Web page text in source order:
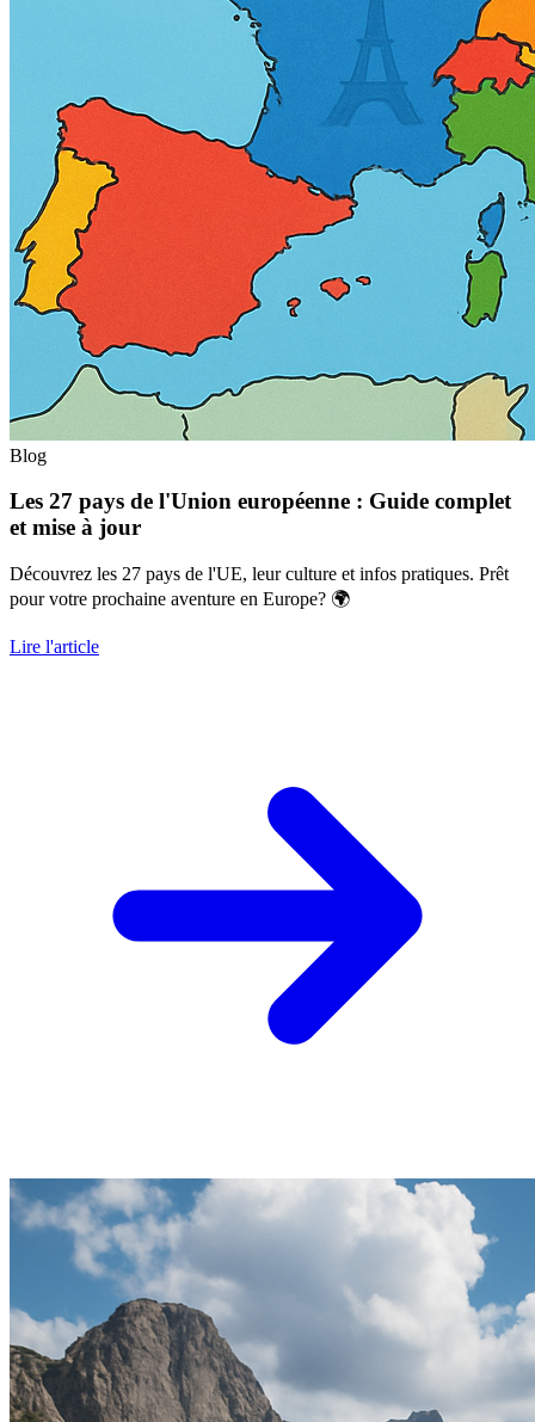
Blog
Les 27 pays de l'Union européenne : Guide complet
et mise à jour
Découvrez les 27 pays de l'UE, leur culture et infos pratiques. Prêt
pour votre prochaine aventure en Europe? 🌍
Lire l'article